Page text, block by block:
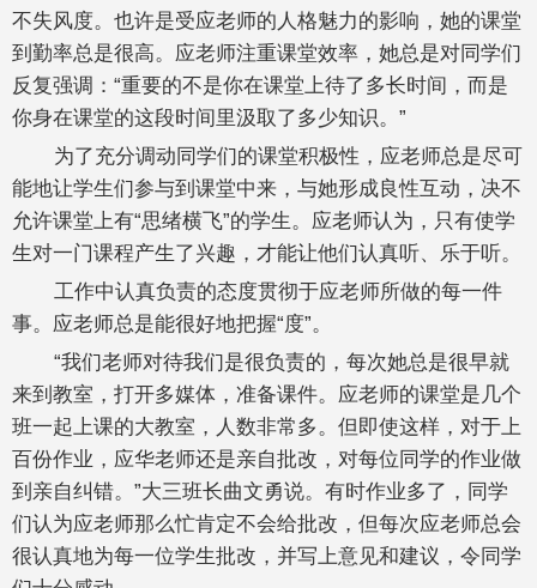
不失风度。也许是受应老师的人格魅力的影响，她的课堂
到勤率总是很高。应老师注重课堂效率，她总是对同学们
反复强调：“重要的不是你在课堂上待了多长时间，而是
你身在课堂的这段时间里汲取了多少知识。”
为了充分调动同学们的课堂积极性，应老师总是尽可
能地让学生们参与到课堂中来，与她形成良性互动，决不
允许课堂上有“思绪横飞”的学生。应老师认为，只有使学
生对一门课程产生了兴趣，才能让他们认真听、乐于听。
工作中认真负责的态度贯彻于应老师所做的每一件
事。应老师总是能很好地把握“度”。
“我们老师对待我们是很负责的，每次她总是很早就
来到教室，打开多媒体，准备课件。应老师的课堂是几个
班一起上课的大教室，人数非常多。但即使这样，对于上
百份作业，应华老师还是亲自批改，对每位同学的作业做
到亲自纠错。”大三班长曲文勇说。有时作业多了，同学
们认为应老师那么忙肯定不会给批改，但每次应老师总会
很认真地为每一位学生批改，并写上意见和建议，令同学